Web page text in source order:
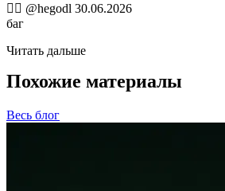
🏴‍☠️ @hegodl 30.06.2026
баг
Читать дальше
Похожие материалы
Весь блог